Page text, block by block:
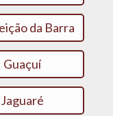
da Barra
Guaçuí
Jaguaré